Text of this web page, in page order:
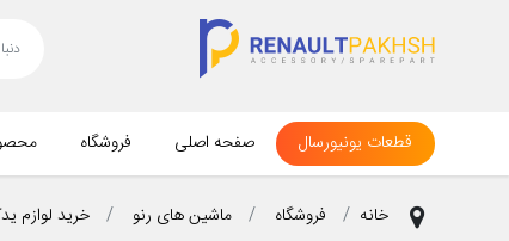
قطعات یونیورسال صفحه اصلی فروشگاه
خانه فروشگاه ماشین های رنو خرید لوازم